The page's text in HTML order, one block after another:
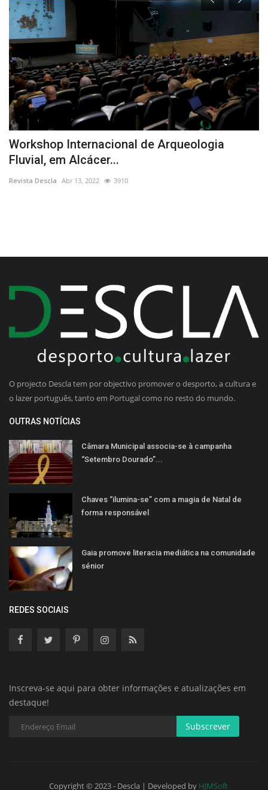
Workshop Internacional de Arqueologia
Fluvial, em Alcácer...
Revista Descla Abr 13, 2022 3910
O projecto Descla tem por objectivo promover o desporto, a cultura e
o lazer português, tanto em Portugal como no resto do mundo.
OUTRAS NOTÍCIAS
Câmara Municipal associa-se à campanha
“Setembro Dourado”...
Chaves “ilumina-se” com a magia de Natal de
forma responsável
Gaia promove literacia mediática na comunidade
sénior
REDES SOCIAIS
Inscreva-se aqui para obter informações e atualizações em
destaque!
Subscrever
Copyright © 2023 - Descla | Developed by HJMSoft